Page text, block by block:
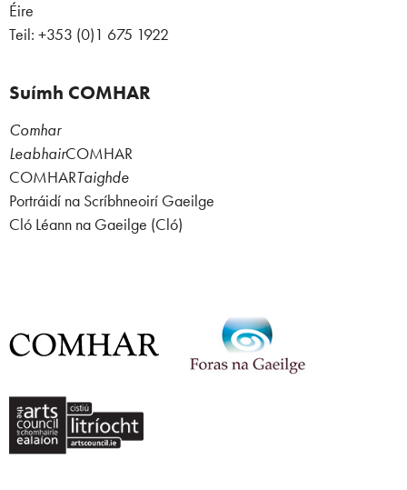
Éire
Teil: +353 (0)1 675 1922
Suímh COMHAR
Comhar
LeabhairCOMHAR
COMHARTaighde
Portráidí na Scríbhneoirí Gaeilge
Cló Léann na Gaeilge (Cló)